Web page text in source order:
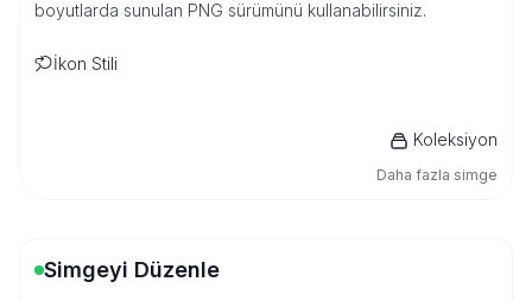
boyutlarda sunulan PNG sürümünü kullanabilirsiniz.
İkon Stili
Koleksiyon
Daha fazla simge
Simgeyi Düzenle